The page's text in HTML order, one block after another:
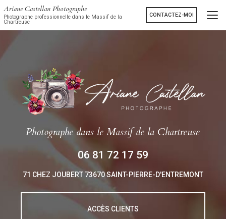
au
contenu
Ariane Castellan Photographe
Photographe professionnelle dans le Massif de la
Chartreuse
CONTACTEZ-MOI
Photographedans le Massif de la Chartreuse
06 81 72 17 59
71 CHEZ JOUBERT 73670 SAINT-PIERRE-D'ENTREMONT
ACCÈS CLIENTS